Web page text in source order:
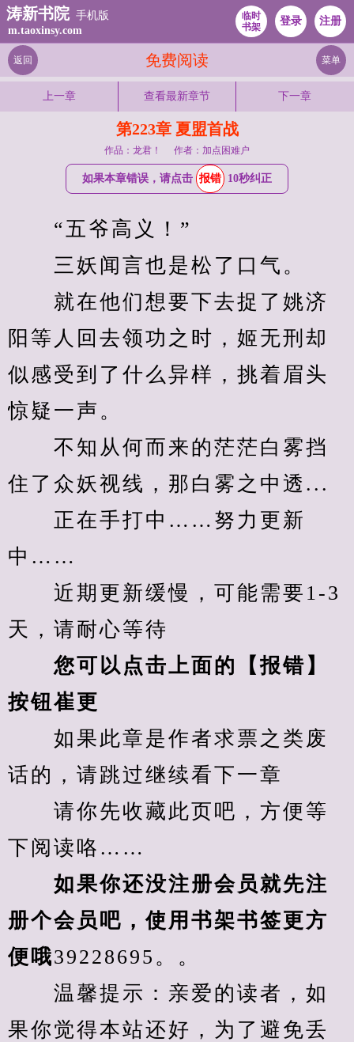
涛新书院 手机版
m.taoxinsy.com
临时
书架
登录 注册
免费阅读
返回 菜单
上一章 查看最新章节 下一章
第223章 夏盟首战
作品：龙君！ 作者：加点困难户
如果本章错误，请点击 报错 10秒纠正
“五爷高义！”
三妖闻言也是松了口气。
就在他们想要下去捉了姚济
阳等人回去领功之时，姬无刑却
似感受到了什么异样，挑着眉头
惊疑一声。
不知从何而来的茫茫白雾挡
住了众妖视线，那白雾之中透...
正在手打中……努力更新
中……
近期更新缓慢，可能需要1-3
天，请耐心等待
您可以点击上面的【报错】
按钮崔更
如果此章是作者求票之类废
话的，请跳过继续看下一章
请你先收藏此页吧，方便等
下阅读咯……
如果你还没注册会员就先注
册个会员吧，使用书架书签更方
便哦39228695。。
温馨提示：亲爱的读者，如
果你觉得本站还好，为了避免丢